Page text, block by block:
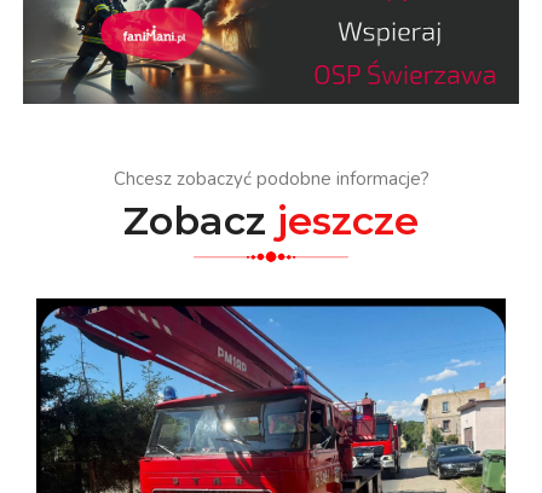
Chcesz zobaczyć podobne informacje?
Zobacz jeszcze